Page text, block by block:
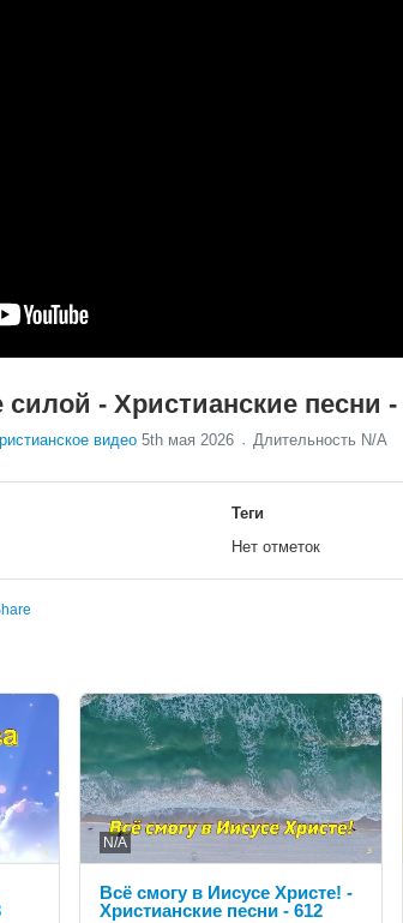
- Христианские песни -
видео 5th мая 2026 Длительность N/A
Теги
Нет отметок
N/A
Всё смогу в Иисусе Христе! -
Христианские песни - 612